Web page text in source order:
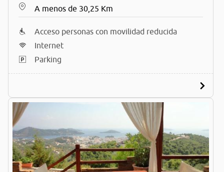
A menos de 30,25 Km
Acceso personas con movilidad reducida
Internet
Parking